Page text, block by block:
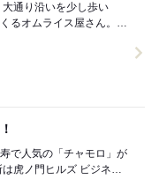
るオムライス屋さん。か
で人気の「チャモロ」が